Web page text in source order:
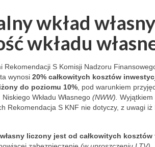
wkład
wkładu
Rekomendacji S Komisji Nadzoru
wynosi 20% całkowitych kosztów
do poziomu 10% , pod warunkiem
Wkładu Własnego (NWW).
Rekomendacja S KNF nie dotyczy, z uwagi
liczony jest od całkowitych
apartments in Łódź:
Apartment Sen,
Apartment Jawa,
Apartment Alpha,
Apartment Bravo,
Apartment Charlie,
Apartment Turoszowska,
Apartment Blu,